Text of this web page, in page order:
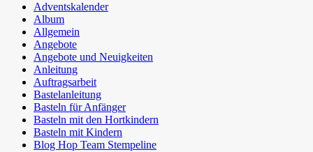
Adventskalender
Album
Allgemein
Angebote
Angebote und Neuigkeiten
Anleitung
Auftragsarbeit
Bastelanleitung
Basteln für Anfänger
Basteln mit den Hortkindern
Basteln mit Kindern
Blog Hop Team Stempeline